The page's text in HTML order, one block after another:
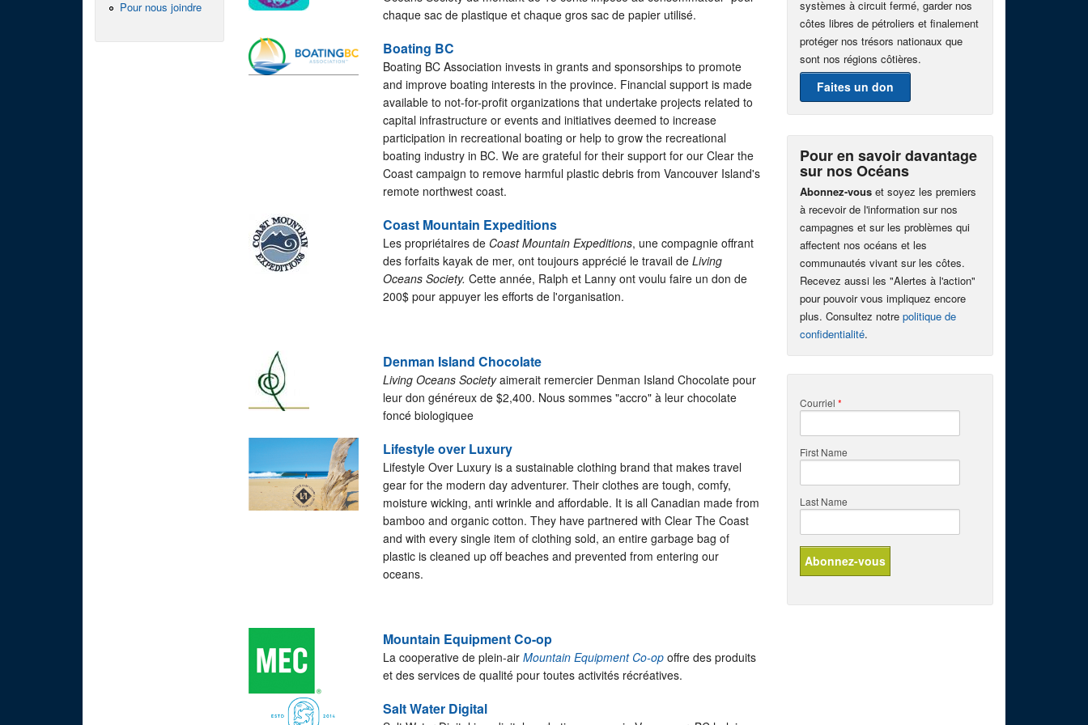
chaque sac de plastique et chaque gros sac de papier utilisé.
Boating BC
Boating BC Association invests in grants and sponsorships to promote
and improve boating interests in the province. Financial support is made
available to not-for-profit organizations that undertake projects related to
capital infrastructure or events and initiatives deemed to increase
participation in recreational boating or help to grow the recreational
boating industry in BC. We are grateful for their support for our Clear the
Coast campaign to remove harmful plastic debris from Vancouver Island's
remote northwest coast.
Coast Mountain Expeditions
Les propriétaires de Coast Mountain Expeditions, une compagnie offrant
des forfaits kayak de mer, ont toujours apprécié le travail de Living
Oceans Society.Cette année, Ralph et Lanny ont voulu faire un don de
200$ pour appuyer les efforts de l'organisation.
Denman Island Chocolate
Living Oceans Societyaimerait remercier Denman Island Chocolate pour
leur don généreux de $2,400. Nous sommes "accro" à leur chocolate
foncé biologiquee
Lifestyle over Luxury
Lifestyle Over Luxury is a sustainable clothing brand that makes travel
gear for the modern day adventurer. Their clothes are tough, comfy,
moisture wicking, anti wrinkle and affordable. It is all Canadian made from
bamboo and organic cotton. They have partnered with Clear The Coast
and with every single item of clothing sold, an entire garbage bag of
plastic is cleaned up off beaches and prevented from entering our
oceans.
Mountain Equipment Co-op
La cooperative de plein-airMountain Equipment Co-opoffre des produits
et des services de qualité pour toutes activités récréatives.
Salt Water Digital
Pour nous joindre
systèmes à circuit fermé, garder nos
côtes libres de pétroliers et finalement
protéger nos trésors nationaux que
sont nos régions côtières.
Faites un don
Pour en savoir davantage
sur nos Océans
Abonnez-vous et soyez les premiers
à recevoir de l'information sur nos
campagnes et sur les problèmes qui
affectent nos océans et les
communautés vivant sur les côtes.
Recevez aussi les "Alertes à l'action"
pour pouvoir vous impliquez encore
plus. Consultez notre politique de
confidentialité.
Courriel *
First Name
Last Name